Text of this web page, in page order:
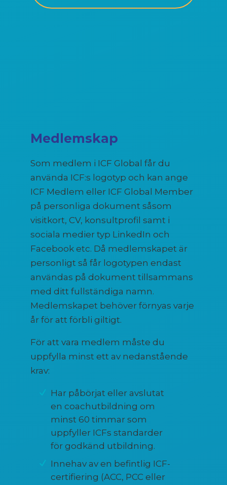
Medlemskap
Som medlem i ICF Global får du
använda ICF:s logotyp och kan ange
ICF Medlem eller ICF Global Member
på personliga dokument såsom
visitkort, CV, konsultprofil samt i
sociala medier typ LinkedIn och
Facebook etc. Då medlemskapet är
personligt så får logotypen endast
användas på dokument tillsammans
med ditt fullständiga namn.
Medlemskapet behöver förnyas varje
år för att förbli giltigt.
För att vara medlem måste du
uppfylla minst ett av nedanstående
krav:
Har påbörjat eller avslutat
en coachutbildning om
minst 60 timmar som
uppfyller ICFs standarder
för godkänd utbildning.
Innehav av en befintlig ICF-
certifiering (ACC, PCC eller